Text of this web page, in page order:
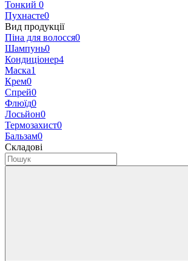
Тонкий 0
Пухнасте0
Вид продукції
Піна для волосся0
Шампунь0
Кондиціонер4
Маска1
Крем0
Спрей0
Флюїд0
Лосьйон0
Термозахист0
Бальзам0
Складові